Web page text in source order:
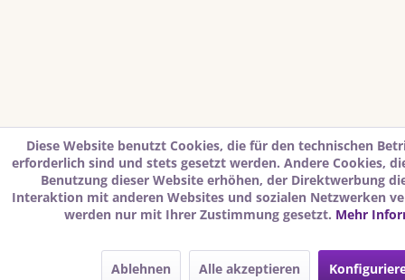
Diese Website benutzt Cookies, die für den technischen
erforderlich sind und stets gesetzt werden. Andere Cookies,
Benutzung dieser Website erhöhen, der Direktwerbung
Interaktion mit anderen Websites und sozialen Netzwerken
werden nur mit Ihrer Zustimmung gesetzt. Mehr
Ablehnen Alle akzeptieren